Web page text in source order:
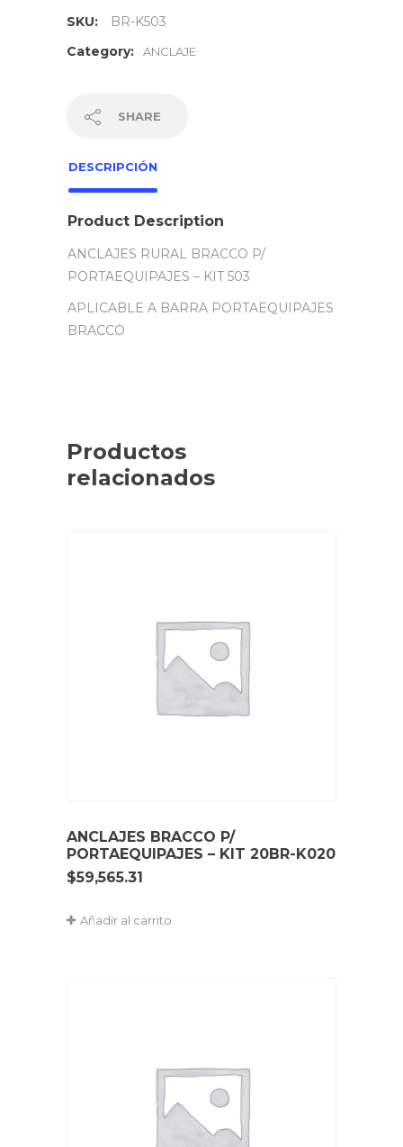
SKU:
BR-K503
Category:
ANCLAJE
SHARE
DESCRIPCIÓN
Product Description
ANCLAJES RURAL BRACCO P/
PORTAEQUIPAJES – KIT 503
APLICABLE A BARRA PORTAEQUIPAJES
BRACCO
Productos
relacionados
ANCLAJES BRACCO P/
PORTAEQUIPAJES – KIT 20BR-K020
$59,565.31
Añadir al carrito